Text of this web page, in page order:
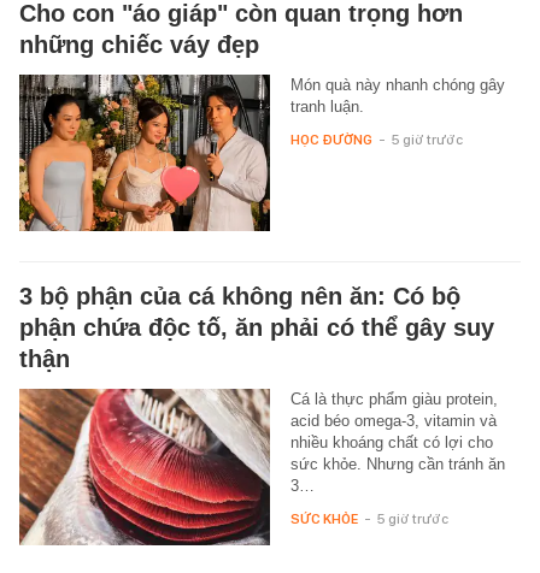
Cho con "áo giáp" còn quan trọng hơn
những chiếc váy đẹp
Món quà này nhanh chóng gây
tranh luận.
HỌC ĐƯỜNG - 5 giờ trước
3 bộ phận của cá không nên ăn: Có bộ
phận chứa độc tố, ăn phải có thể gây suy
thận
Cá là thực phẩm giàu protein,
acid béo omega-3, vitamin và
nhiều khoáng chất có lợi cho
sức khỏe. Nhưng cần tránh ăn
3…
SỨC KHỎE - 5 giờ trước